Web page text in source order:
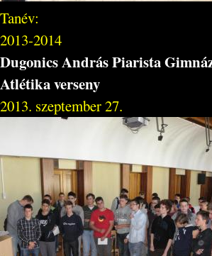
Tanév:
2013-2014
Dugonics András Piarista
Atlétika verseny
2013. szeptember 27.